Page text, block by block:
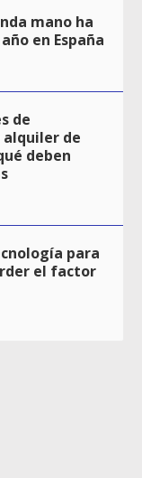
mano ha
en España
de
alquiler de
deben
para
el factor